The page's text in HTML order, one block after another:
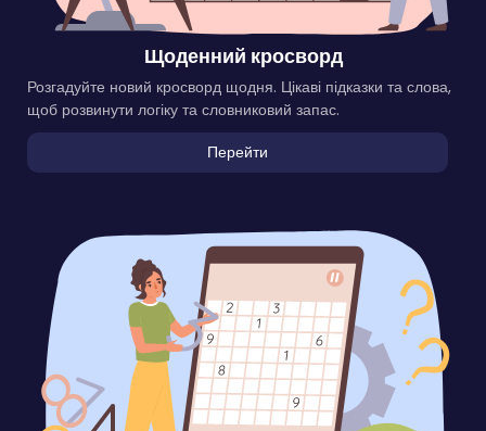
Щоденний кросворд
Розгадуйте новий кросворд щодня. Цікаві підказки та слова,
щоб розвинути логіку та словниковий запас.
Перейти